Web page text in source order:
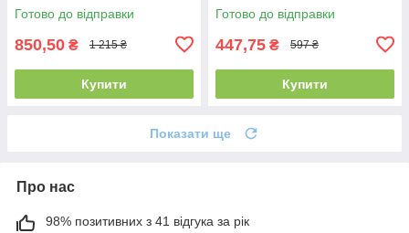
Готово до відправки
850,50 ₴ 1 215 ₴
Купити
Готово до відправки
447,75 ₴ 597 ₴
Купити
Показати ще
Про нас
98% позитивних з 41 відгука за рік